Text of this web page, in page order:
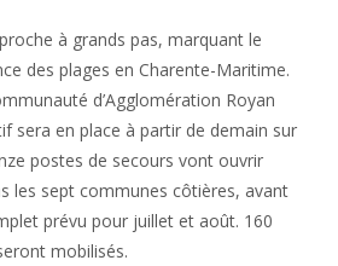
à grands pas, marquant le
des plages en Charente-Maritime.
d’Agglomération Royan
sera en place à partir de demain sur
postes de secours vont ouvrir
les sept communes côtières, avant
prévu pour juillet et août. 160
mobilisés.